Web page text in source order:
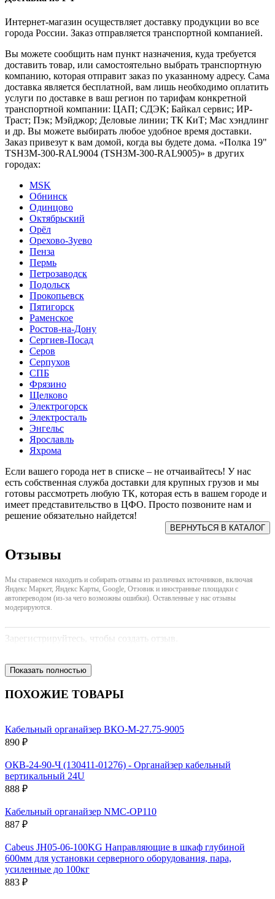
Интернет-магазин осуществляет доставку продукции во все
города России. Заказ отправляется транспортной компанией.
Вы можете сообщить нам пункт назначения, куда требуется
доставить товар, или самостоятельно выбрать транспортную
компанию, которая отправит заказ по указанному адресу. Сама
доставка является бесплатной, вам лишь необходимо оплатить
услуги по доставке в ваш регион по тарифам конкретной
транспортной компании: ЦАП; СДЭК; Байкал сервис; ИР-
Траст; Пэк; Мэйджор; Деловые линии; ТК КиТ; Мас хэндлинг
и др. Вы можете выбирать любое удобное время доставки.
Заказ привезут к вам домой, когда вы будете дома. «Полка 19"
TSH3M-300-RAL9004 (TSH3M-300-RAL9005)» в других
городах:
MSK
Обнинск
Одинцово
Октябрьский
Орёл
Орехово-Зуево
Пенза
Пермь
Петрозаводск
Подольск
Прокопьевск
Пятигорск
Раменское
Ростов-на-Дону
Сергиев-Посад
Серов
Серпухов
СПБ
Фрязино
Щелково
Электрогорск
Электросталь
Энгельс
Ярославль
Яхрома
Если вашего города нет в списке – не отчаивайтесь! У нас
есть собственная служба доставки для крупных грузов и мы
готовы рассмотреть любую ТК, которая есть в вашем городе и
имеет представительство в ЦФО. Просто позвоните нам и
решение обязательно найдется!
Отзывы
Мы стараяемся находить и собирать отзывы из различных источников, включая
Яндекс Маркет, Яндекс Карты, Google, Отзовик и иностранные площадки с
автопереводом (из-за чего возможны ошибки). Оставленные у нас отзывы
модерируются.
Зарегистрируйтесь, чтобы создать отзыв.
Показать полностью
ПОХОЖИЕ ТОВАРЫ
Кабельный органайзер ВКО-М-27.75-9005
890 ₽
ОКВ-24-90-Ч (130411-01276) - Органайзер кабельный
вертикальный 24U
888 ₽
Кабельный органайзер NMC-OP110
887 ₽
Cabeus JH05-06-100KG Направляющие в шкаф глубиной
600мм для установки серверного оборудования, пара,
усиленные до 100кг
883 ₽